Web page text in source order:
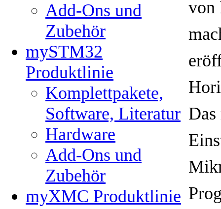
Add-Ons und
Zubehör
mySTM32
Produktlinie
Komplettpakete,
Software, Literatur
Hardware
Add-Ons und
Zubehör
myXMC Produktlinie
von